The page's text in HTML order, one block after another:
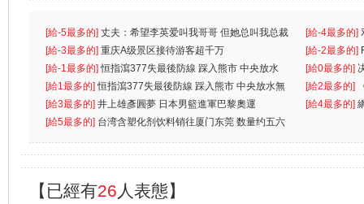
[給-5最多的] 丈夫：希望李英爱叫我哥哥 但她总叫我总裁
先
[給-4最多的]
离
[給-3最多的] 重庆A级景区接待游客超千万 [給-2最多的]
[給-1最多的]恒指瀉377失最後防線 踩入熊市 中央放水
無
[給0最多的]
[給1最多的]恒指瀉377失最後防線 踩入熊市 中央放水無 [給2最多的]
[給3最多的] 井上雄彥圓夢 日本男籃進軍巴黎奧運 [給4最多的]
[給5最多的] 台湾含塑化剂饮料销往厦门东莞 数量约五六
【已經有26 人表態】